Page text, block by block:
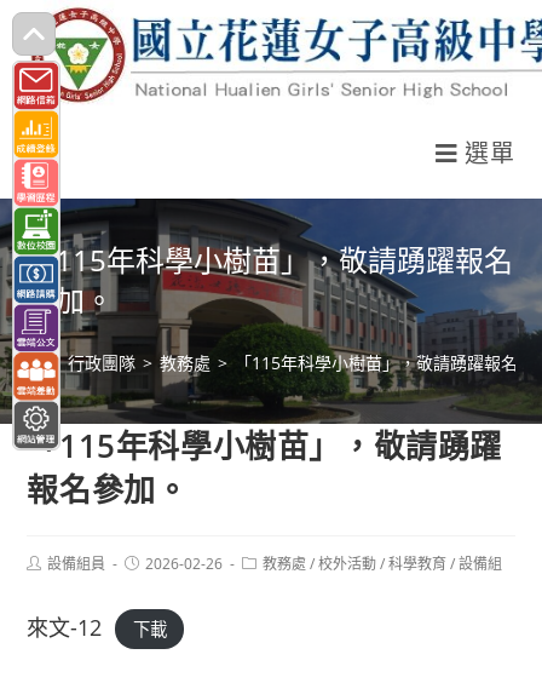
跳
轉
至
主
要
內
容
選單
「115年科學小樹苗」，敬請踴躍報名
參加。
> 行政團隊 > 教務處 > 「115年科學小樹苗」，敬請踴躍報名參
「115年科學小樹苗」，敬請踴躍
報名參加。
Post設備組員
Post2026-02-26
Post教務處 / 校外活動 / 科學教育 / 設備組
來文-12 下載